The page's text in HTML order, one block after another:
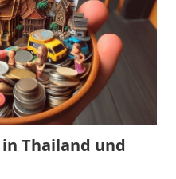
Thailand und